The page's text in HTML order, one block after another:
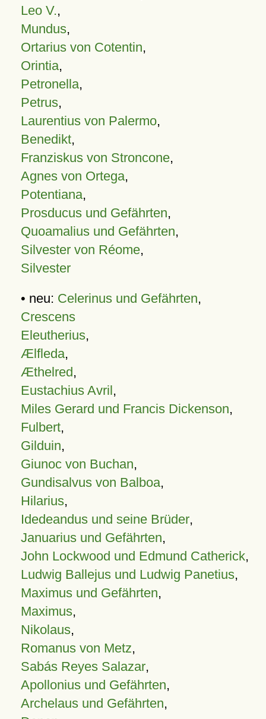
Leo V.,
Mundus,
Ortarius von Cotentin,
Orintia,
Petronella,
Petrus,
Laurentius von Palermo,
Benedikt,
Franziskus von Stroncone,
Agnes von Ortega,
Potentiana,
Prosducus und Gefährten,
Quoamalius und Gefährten,
Silvester von Réome,
Silvester
• neu: Celerinus und Gefährten,
Crescens
Eleutherius,
Ælfleda,
Æthelred,
Eustachius Avril,
Miles Gerard und Francis Dickenson,
Fulbert,
Gilduin,
Giunoc von Buchan,
Gundisalvus von Balboa,
Hilarius,
Idedeandus und seine Brüder,
Januarius und Gefährten,
John Lockwood und Edmund Catherick,
Ludwig Ballejus und Ludwig Panetius,
Maximus und Gefährten,
Maximus,
Nikolaus,
Romanus von Metz,
Sabás Reyes Salazar,
Apollonius und Gefährten,
Archelaus und Gefährten,